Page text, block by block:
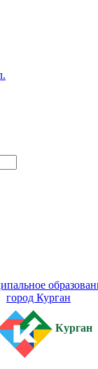
город Курган
Курган